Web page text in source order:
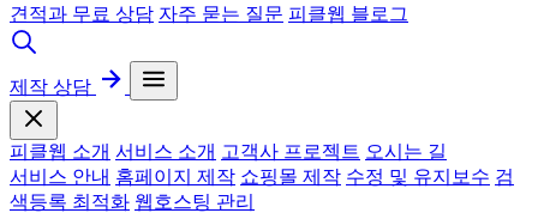
견적과 무료 상담 자주 묻는 질문 피클웹 블로그
제작 상담
피클웹 소개 서비스 소개 고객사 프로젝트 오시는 길
서비스 안내 홈페이지 제작 쇼핑몰 제작 수정 및 유지보수 검
색등록 최적화 웹호스팅 관리